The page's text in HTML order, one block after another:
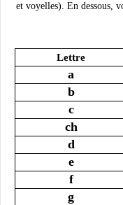
et voyelles). En dessous,
Lettre
a
b
c
ch
d
e
f
g